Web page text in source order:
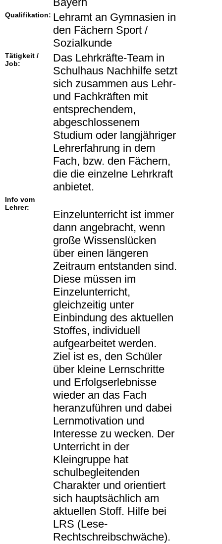
Qualifikation: Lehramt an Gymnasien in
den Fächern Sport /
Sozialkunde
Tätigkeit /
Job:
Das Lehrkräfte-Team in
Schulhaus Nachhilfe setzt
sich zusammen aus Lehr-
und Fachkräften mit
entsprechendem,
abgeschlossenem
Studium oder langjähriger
Lehrerfahrung in dem
Fach, bzw. den Fächern,
die die einzelne Lehrkraft
anbietet.
Info vom
Lehrer:
Einzelunterricht ist immer
dann angebracht, wenn
große Wissenslücken
über einen längeren
Zeitraum entstanden sind.
Diese müssen im
Einzelunterricht,
gleichzeitig unter
Einbindung des aktuellen
Stoffes, individuell
aufgearbeitet werden.
Ziel ist es, den Schüler
über kleine Lernschritte
und Erfolgserlebnisse
wieder an das Fach
heranzuführen und dabei
Lernmotivation und
Interesse zu wecken. Der
Unterricht in der
Kleingruppe hat
schulbegleitenden
Charakter und orientiert
sich hauptsächlich am
aktuellen Stoff. Hilfe bei
LRS (Lese-
Rechtschreibschwäche).